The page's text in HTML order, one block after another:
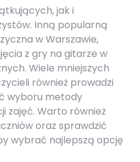
jak i
Inną popularną
w Warszawie,
z gry na gitarze w
Wiele mniejszych
również prowadzi
wyboru metody
zajęć. Warto również
oraz sprawdzić
wybrać najlepszą opcję